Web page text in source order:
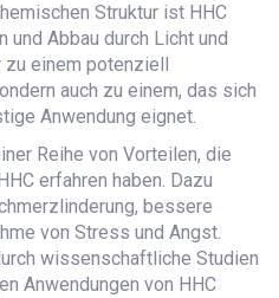
Struktur ist HHC
Abbau durch Licht und
zu einem potenziell
auch zu einem, das sich
Anwendung eignet.
Reihe von Vorteilen, die
erfahren haben. Dazu
bessere
von Stress und Angst.
wissenschaftliche Studien
Anwendungen von HHC